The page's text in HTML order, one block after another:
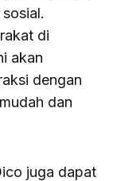
di
akan
dengan
dan
juga dapat